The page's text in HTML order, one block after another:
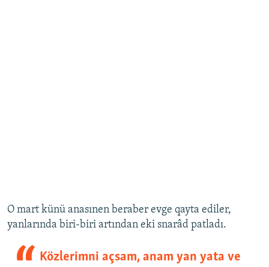
O mart künü anasınen beraber evge qayta ediler,
yanlarında biri-biri artından eki snarâd patladı.
Közlerimni açsam, anam yan yata ve